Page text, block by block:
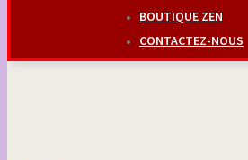
BOUTIQUE ZEN
CONTACTEZ-NOUS